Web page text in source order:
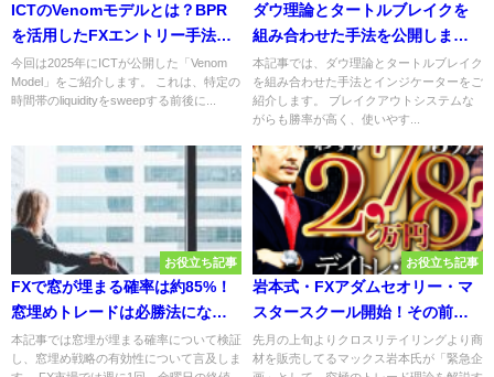
ICTのVenomモデルとは？BPR
を活用したFXエントリー手法ま
とめ
今回は2025年にICTが公開した「Venom
Model」をご紹介します。 これは、特定の
時間帯のliquidityをsweepする前後に...
ダウ理論とタートルブレイクを
組み合わせた手法を公開しま
す！
本記事では、ダウ理論とタートルブレイク
を組み合わせた手法とインジケーターをご
紹介します。 ブレイクアウトシステムな
がらも勝率が高く、使いやす...
お役立ち記事
FXで窓が埋まる確率は約85%！
窓埋めトレードは必勝法になる
かを検証
本記事では窓埋が埋まる確率について検証
し、窓埋め戦略の有効性について言及しま
お役立ち記事
岩本式・FXアダムセオリー・マ
スタースクール開始！その前に
アダムセオリーとは何なのか？
先月の上旬よりクロスリテイリングより商
材を販売してるマックス岩本氏が「緊急企